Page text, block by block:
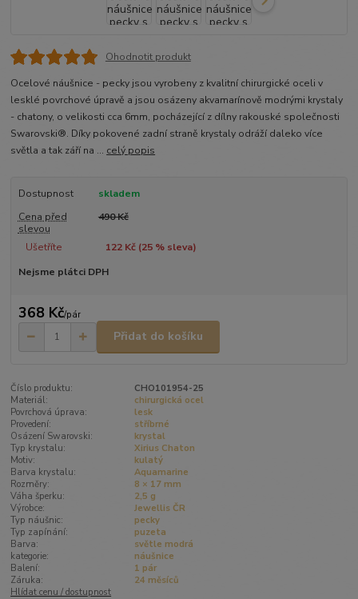
Ohodnotit produkt
Ocelové náušnice - pecky jsou vyrobeny z kvalitní chirurgické oceli v
lesklé povrchové úpravě a jsou osázeny akvamarínově modrými krystaly
- chatony, o velikosti cca 6mm, pocházející z dílny rakouské společnosti
Swarovski®. Díky pokovené zadní straně krystaly odráží daleko více
světla a tak září na ... celý popis
Dostupnost
skladem
Cena před
slevou
490 Kč
Ušetříte 122 Kč (25% sleva)
Nejsme plátci DPH
368 Kč/pár
Přidat do košíku
Číslo produktu:
CHO101954-25
Materiál:
chirurgická ocel
Povrchová úprava:
lesk
Provedení:
stříbrné
Osázení Swarovski:
krystal
Typ krystalu:
Xirius Chaton
Motiv:
kulatý
Barva krystalu:
Aquamarine
Rozměry:
8 × 17 mm
Váha šperku:
2,5 g
Výrobce:
Jewellis ČR
Typ náušnic:
pecky
Typ zapínání:
puzeta
Barva:
světle modrá
kategorie:
náušnice
Balení:
1 pár
Záruka:
24 měsíců
Hlídat cenu / dostupnost